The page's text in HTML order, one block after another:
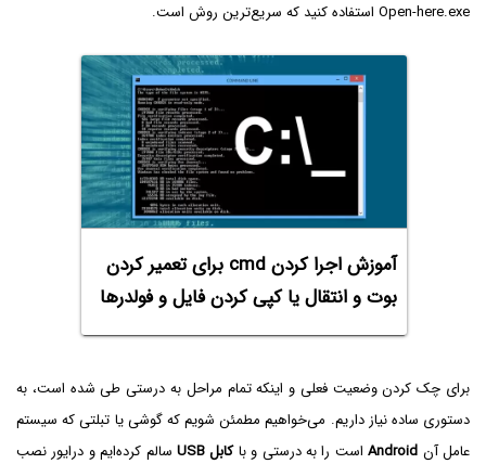
Open-here.exe استفاده کنید که سریع‌ترین روش است.
آموزش اجرا کردن cmd برای تعمیر کردن
بوت و انتقال یا کپی کردن فایل و فولدرها
برای چک کردن وضعیت فعلی و اینکه تمام مراحل به درستی طی شده است، به
دستوری ساده نیاز داریم. می‌خواهیم مطمئن شویم که گوشی یا تبلتی که سیستم
عامل آن Androidاست را به درستی و باکابل USB سالم کرده‌ایم و درایور نصب